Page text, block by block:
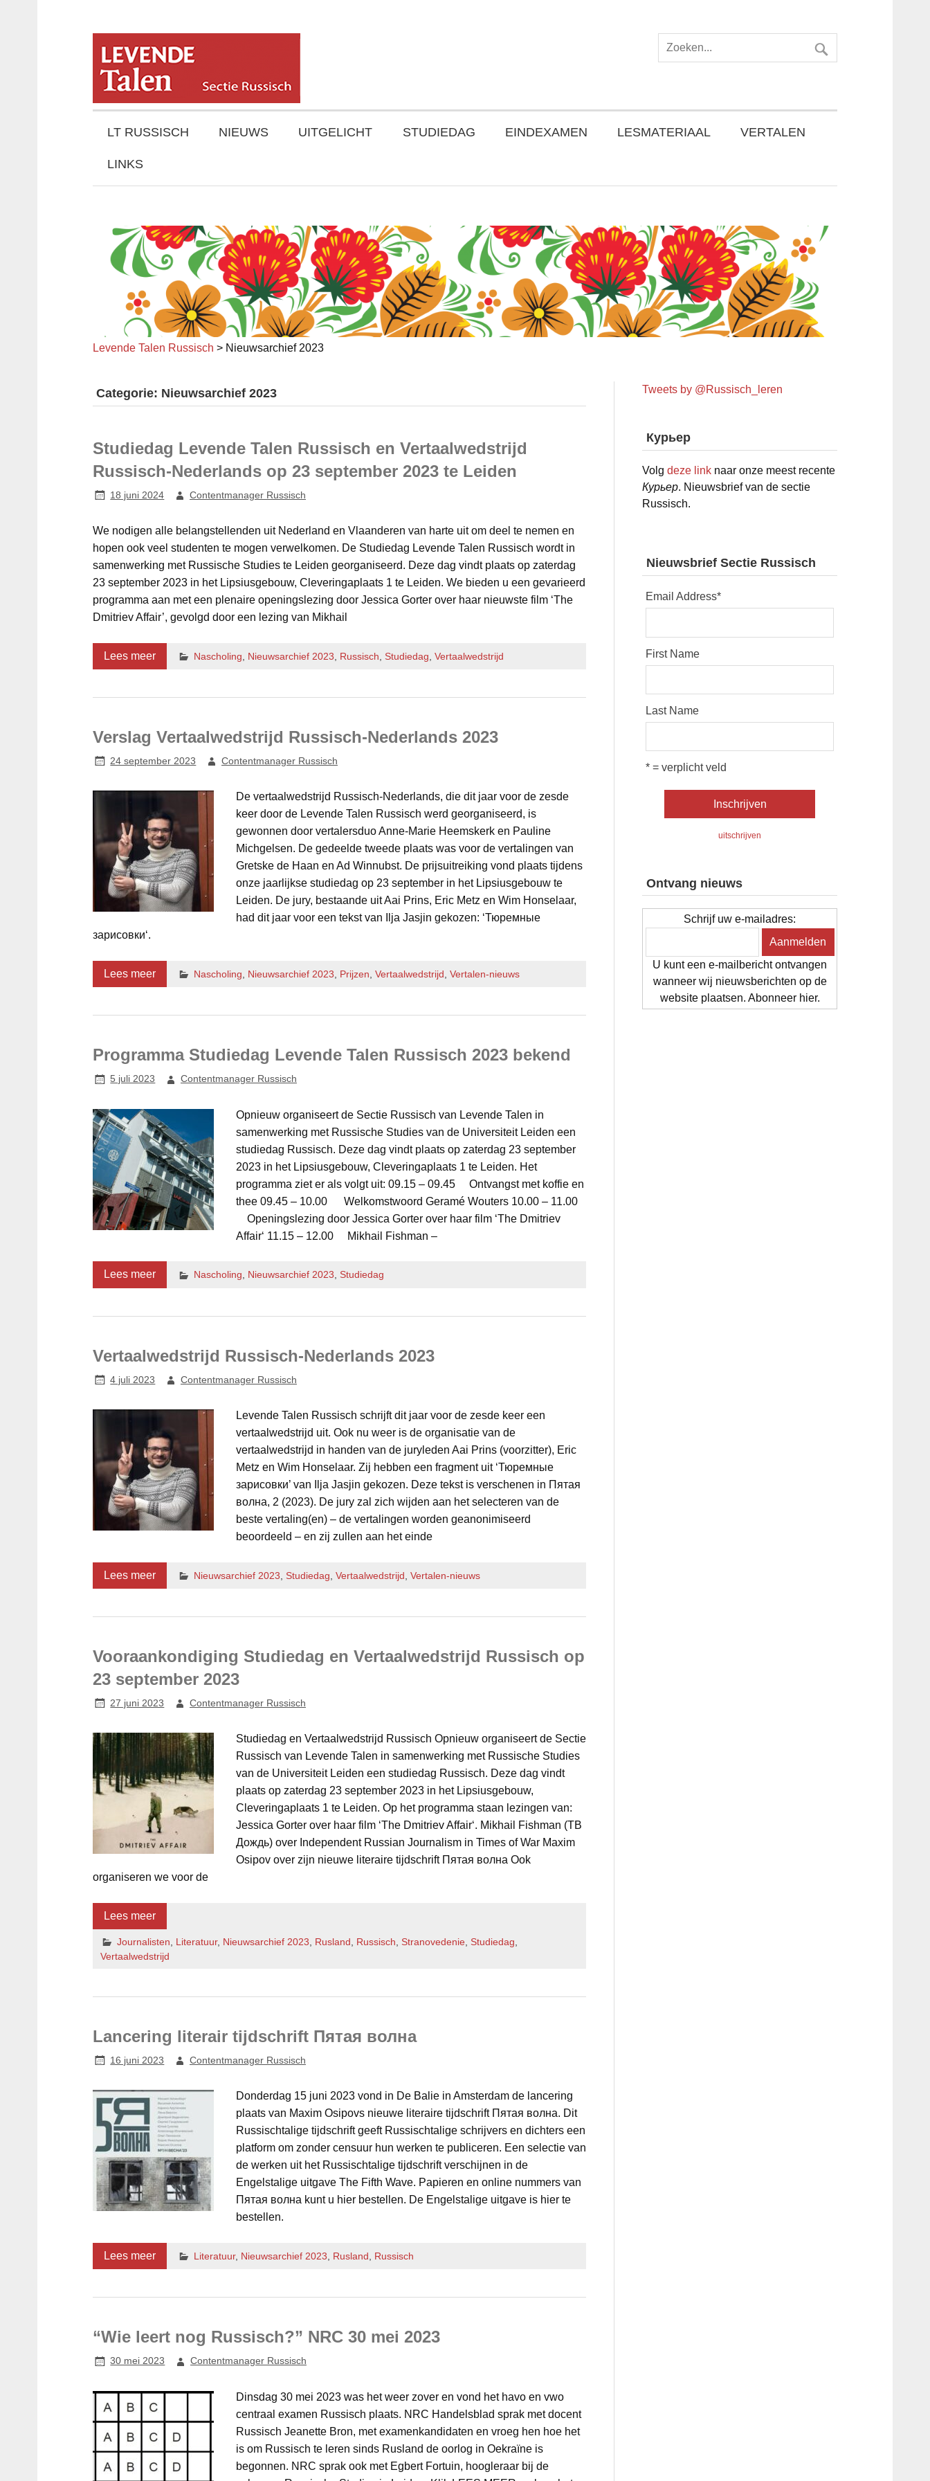
LT RUSSISCH NIEUWS UITGELICHT STUDIEDAG EINDEXAMEN LESMATERIAAL VERTALEN
LINKS
Levende Talen Russisch > Nieuwsarchief 2023
Categorie: Nieuwsarchief 2023
Studiedag Levende Talen Russisch en Vertaalwedstrijd
Russisch-Nederlands op 23 september 2023 te Leiden
18 juni 2024 Contentmanager Russisch
We nodigen alle belangstellenden uit Nederland en Vlaanderen van harte uit om deel te nemen en
hopen ook veel studenten te mogen verwelkomen. De Studiedag Levende Talen Russisch wordt in
samenwerking met Russische Studies te Leiden georganiseerd. Deze dag vindt plaats op zaterdag
23 september 2023 in het Lipsiusgebouw, Cleveringaplaats 1 te Leiden. We bieden u een gevarieerd
programma aan met een plenaire openingslezing door Jessica Gorter over haar nieuwste film ‘The
Dmitriev Affair’, gevolgd door een lezing van Mikhail
Lees meer Nascholing Nieuwsarchief 2023 Russisch Studiedag ,Vertaalwedstrijd
Verslag Vertaalwedstrijd Russisch-Nederlands 2023
24 september 2023 Contentmanager Russisch
De vertaalwedstrijd Russisch-Nederlands, die dit jaar voor de zesde
keer door de Levende Talen Russisch werd georganiseerd, is
gewonnen door vertalersduo Anne-Marie Heemskerk en Pauline
Michgelsen. De gedeelde tweede plaats was voor de vertalingen van
Gretske de Haan en Ad Winnubst. De prijsuitreiking vond plaats tijdens
onze jaarlijkse studiedag op 23 september in het Lipsiusgebouw te
Leiden. De jury, bestaande uit Aai Prins, Eric Metz en Wim Honselaar,
had dit jaar voor een tekst van Ilja Jasjin gekozen: ‘Тюремные
зарисовки‘.
Lees meer Nascholing Nieuwsarchief 2023 Prijzen ,Vertaalwedstrijd ,Vertalen-nieuws
Programma Studiedag Levende Talen Russisch 2023 bekend
5 juli 2023 Contentmanager Russisch
Opnieuw organiseert de Sectie Russisch van Levende Talen in
samenwerking met Russische Studies van de Universiteit Leiden een
studiedag Russisch. Deze dag vindt plaats op zaterdag 23 september
2023 in het Lipsiusgebouw, Cleveringaplaats 1 te Leiden. Het
programma ziet er als volgt uit: 09.15 – 09.45 Ontvangst met koffie en
thee 09.45 – 10.00 Welkomstwoord Geramé Wouters 10.00 – 11.00
Openingslezing door Jessica Gorter over haar film ‘The Dmitriev
Affair‘ 11.15 – 12.00 Mikhail Fishman –
Lees meer Nascholing, Nieuwsarchief 2023, Studiedag
Vertaalwedstrijd Russisch-Nederlands 2023
4 juli 2023 Contentmanager Russisch
Levende Talen Russisch schrijft dit jaar voor de zesde keer een
vertaalwedstrijd uit. Ook nu weer is de organisatie van de
vertaalwedstrijd in handen van de juryleden Aai Prins (voorzitter), Eric
Metz en Wim Honselaar. Zij hebben een fragment uit ‘Тюремные
зарисовки’ van Ilja Jasjin gekozen. Deze tekst is verschenen in Пятая
волна, 2 (2023). De jury zal zich wijden aan het selecteren van de
beste vertaling(en) – de vertalingen worden geanonimiseerd
beoordeeld – en zij zullen aan het einde
Lees meer Nieuwsarchief 2023 Studiedag ,Vertaalwedstrijd ,Vertalen-nieuws
Vooraankondiging Studiedag en Vertaalwedstrijd Russisch op
23 september 2023
27 juni 2023 Contentmanager Russisch
Studiedag en Vertaalwedstrijd Russisch Opnieuw organiseert de Sectie
Russisch van Levende Talen in samenwerking met Russische Studies
van de Universiteit Leiden een studiedag Russisch. Deze dag vindt
plaats op zaterdag 23 september 2023 in het Lipsiusgebouw,
Cleveringaplaats 1 te Leiden. Op het programma staan lezingen van:
Jessica Gorter over haar film ‘The Dmitriev Affair‘. Mikhail Fishman (ТВ
Дождь) over Independent Russian Journalism in Times of War Maxim
Osipov over zijn nieuwe literaire tijdschrift Пятая волна Ook
organiseren we voor de
Lees meer
Journalisten Literatuur, Nieuwsarchief 2023 Rusland Russisch Stranovedenie Studiedag
Vertaalwedstrijd
Lancering literair tijdschrift Пятая волна
16 juni 2023 Contentmanager Russisch
Donderdag 15 juni 2023 vond in De Balie in Amsterdam de lancering
plaats van Maxim Osipovs nieuwe literaire tijdschrift Пятая волна. Dit
Russischtalige tijdschrift geeft Russischtalige schrijvers en dichters een
platform om zonder censuur hun werken te publiceren. Een selectie van
de werken uit het Russischtalige tijdschrift verschijnen in de
Engelstalige uitgave The Fifth Wave. Papieren en online nummers van
Пятая волна kunt u hier bestellen. De Engelstalige uitgave is hier te
bestellen.
Lees meer Literatuur, Nieuwsarchief 2023 Rusland Russisch
“Wie leert nog Russisch?” NRC 30 mei 2023
30 mei 2023 Contentmanager Russisch
Dinsdag 30 mei 2023 was het weer zover en vond het havo en vwo
centraal examen Russisch plaats. NRC Handelsblad sprak met docent
Russisch Jeanette Bron, met examenkandidaten en vroeg hen hoe het
is om Russisch te leren sinds Rusland de oorlog in Oekraïne is
begonnen. NRC sprak ook met Egbert Fortuin, hoogleraar bij de
Tweets by @Russisch_leren
Курьер
Volgdeze link naar onze meest recente
Курьер. Nieuwsbrief van de sectie
Russisch.
Nieuwsbrief Sectie Russisch
Email Address*
First Name
Last Name
* = verplicht veld
uitschrijven
Ontvang nieuws
Schrijf uw e-mailadres:
U kunt een e-mailbericht ontvangen
wanneer wij nieuwsberichten op de
website plaatsen. Abonneer hier.